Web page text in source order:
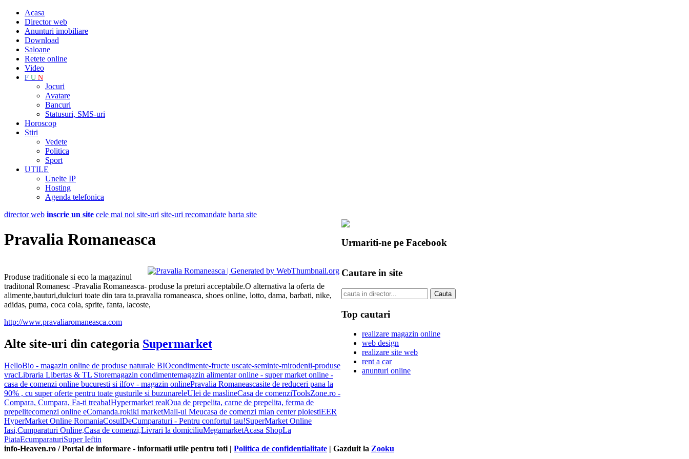
Acasa
Director web
Anunturi imobiliare
Download
Saloane
Retete online
Video
F U N
Jocuri
Avatare
Bancuri
Statusuri, SMS-uri
Horoscop
Stiri
Vedete
Politica
Sport
UTILE
Unelte IP
Hosting
Agenda telefonica
director web inscrie un site cele mai noi site-uri site-uri recomandate harta site
Pravalia Romaneasca
Produse traditionale si eco la magazinul
traditonal Romanesc -Pravalia Romaneasca- produse la preturi acceptabile.O alternativa la oferta de
alimente,bauturi,dulciuri toate din tara ta.pravalia romaneasca, shoes online, lotto, dama, barbati, nike,
adidas, puma, coca cola, sprite, fanta, lacoste,
http://www.pravaliaromaneasca.com
Alte site-uri din categoria Supermarket
HelloBio - magazin online de produse naturale BIOcondimente-fructe uscate-seminte-mirodenii-produse
vracLibraria Libertas & TL Storemagazin condimentemagazin alimentar online - super market online -
casa de comenzi online bucuresti si ilfov - magazin onlinePravalia Romaneascasite de reduceri pana la
90% , cu super oferte pentru toate gusturile si buzunareleUlei de maslineCasa de comenziToolsZone.ro -
Compara, Cumpara, Fa-ti treaba!Hypermarket realOua de prepelita, carne de prepelita, ferma de
prepelitecomenzi online eComanda.rokiki marketMall-ul Meucasa de comenzi mian center ploiestiEER
HyperMarket Online RomaniaCosulDeCumparaturi - Pentru confortul tau!SuperMarket Online
Iasi,Cumparaturi Online,Casa de comenzi,Livrari la domiciliuMegamarketAcasa ShopLa
PiataEcumparaturiSuper Ieftin
Urmariti-ne pe Facebook
Cautare in site
Top cautari
realizare magazin online
web design
realizare site web
rent a car
anunturi online
info-Heaven.ro / Portal de informare - informatii utile pentru toti | Politica de confidentialitate | Gazduit la Zooku